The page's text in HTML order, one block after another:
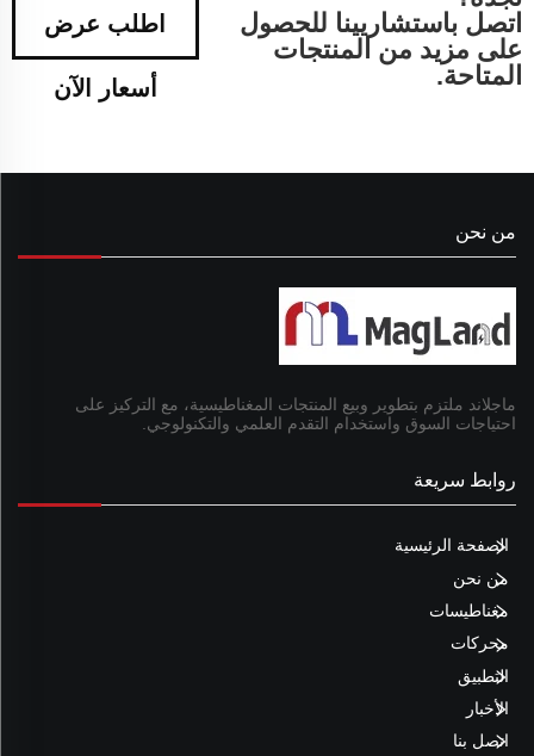
اتصل باستشاريينا للحصول
على مزيد من المنتجات
المتاحة.
اطلب عرض
أسعار الآن
من نحن
ماجلاند ملتزم بتطوير وبيع المنتجات المغناطيسية، مع التركيز على
احتياجات السوق واستخدام التقدم العلمي والتكنولوجي.
روابط سريعة
الصفحة الرئيسية
من نحن
مغناطيسات
محركات
التطبيق
الأخبار
اتصل بنا